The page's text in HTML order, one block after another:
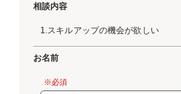
相談内容
1.スキルアップの機会が欲しい
お名前
※必須